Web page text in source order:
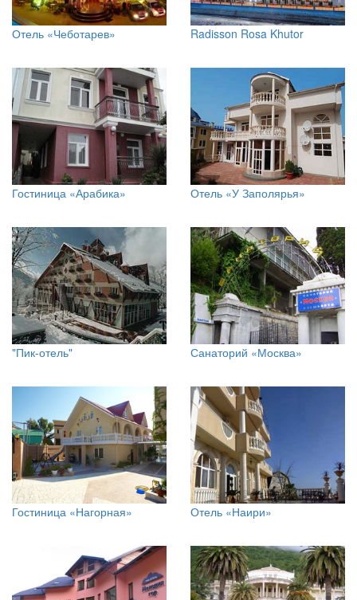
Отель «Чеботарев» Radisson Rosa Khutor
Гостиница «Арабика» Отель «У Заполярья»
"Пик-отель" Санаторий «Москва»
Гостиница «Нагорная» Отель «Наири»